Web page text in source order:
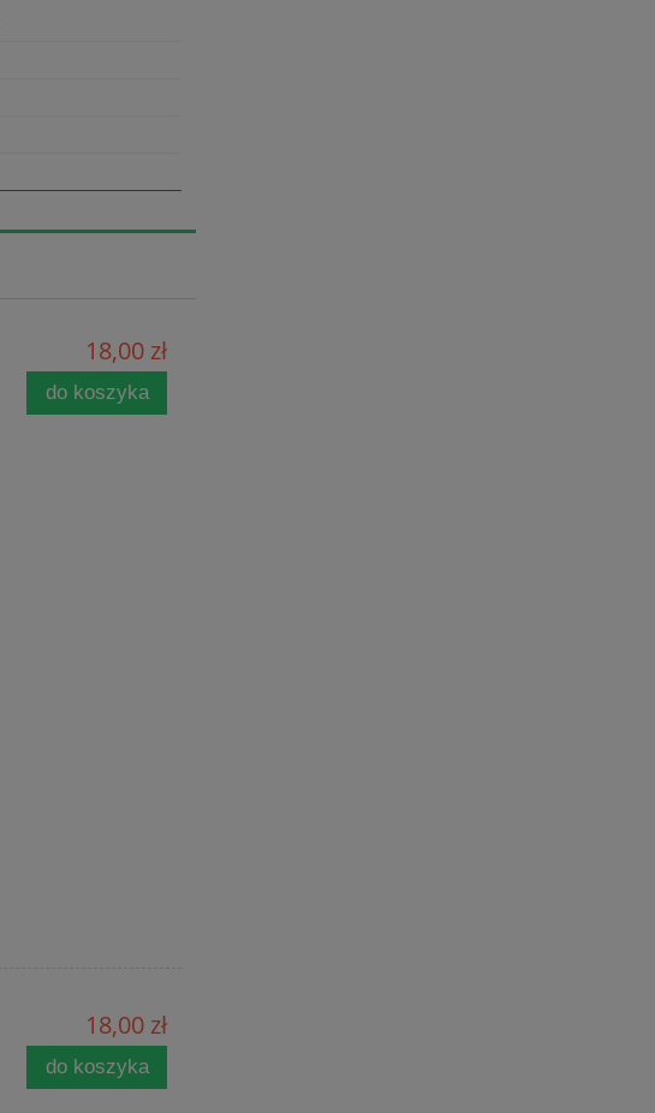
18,00 zł
do koszyka
18,00 zł
do koszyka